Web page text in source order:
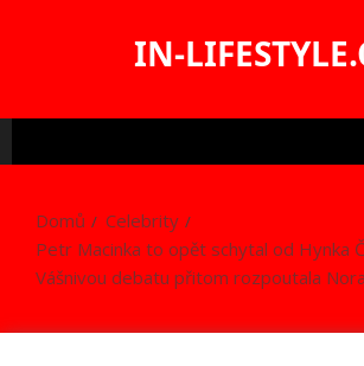
IN-
Domů
Celebrity
Petr Macinka to opět schytal od Hynka
Vášnivou debatu přitom rozpoutala